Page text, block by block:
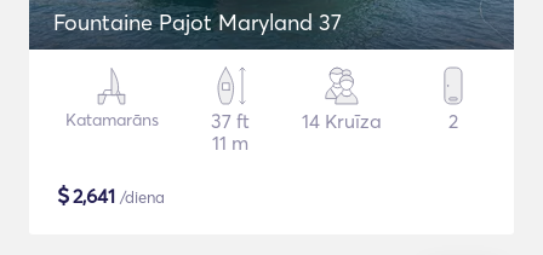
Fountaine Pajot Maryland 37
Katamarāns
37 ft
11 m
14 Kruīza 2
$2,641 /diena